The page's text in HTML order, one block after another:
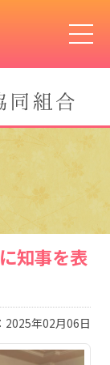
知事を表
2025年02月06日